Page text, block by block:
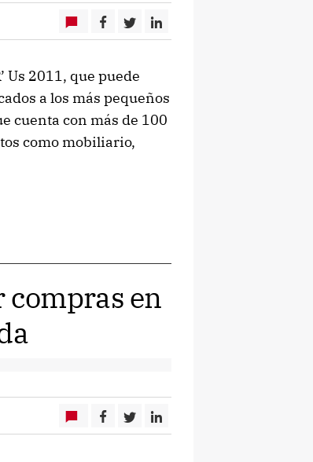
Us 2011, que puede
a los más pequeños
cuenta con más de 100
como mobiliario,
compras en